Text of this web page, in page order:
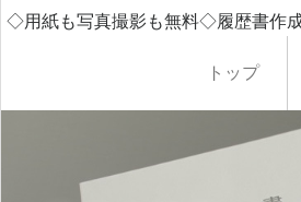
◇用紙も写真撮影も無料◇履歴書作
トップ